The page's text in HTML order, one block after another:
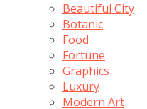
Beautiful City
Botanic
Food
Fortune
Graphics
Luxury
Modern Art